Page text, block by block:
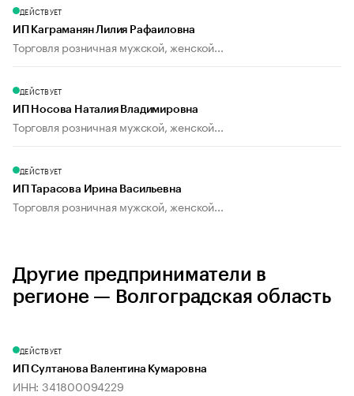
ДЕЙСТВУЕТ
ИП Каграманян Лилия Рафаиловна
Торговля розничная мужской, женской...
ДЕЙСТВУЕТ
ИП Носова Наталия Владимировна
Торговля розничная мужской, женской...
ДЕЙСТВУЕТ
ИП Тарасова Ирина Васильевна
Торговля розничная мужской, женской...
Другие предприниматели в
регионе — Волгоградская область
ДЕЙСТВУЕТ
ИП Султанова Валентина Кумаровна
ИНН: 341800094229